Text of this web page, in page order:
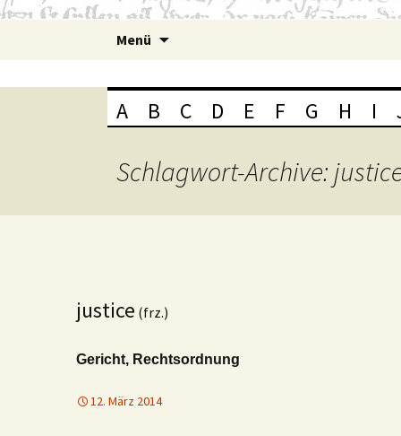
Menü
A B C D E F G H I
Schlagwort-Archive:
justice (frz.)
Gericht, Rechtsordnung
12. März 2014